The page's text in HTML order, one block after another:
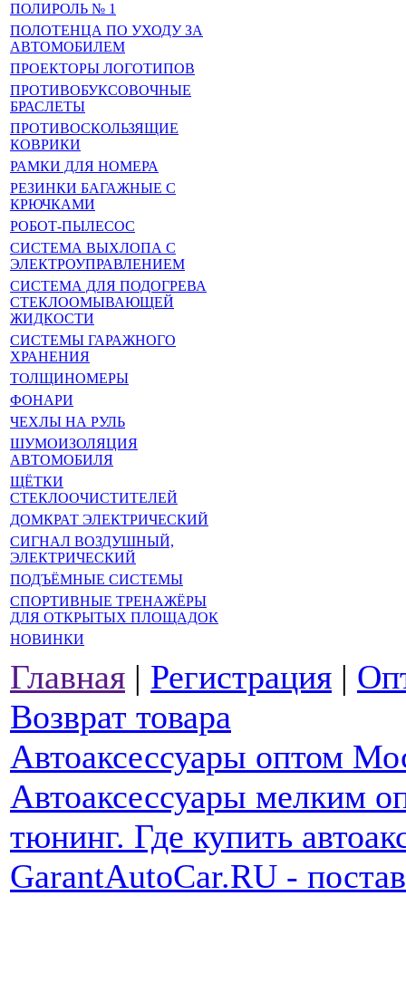
ПОЛИРОЛЬ № 1
ПОЛОТЕНЦА ПО УХОДУ ЗА
АВТОМОБИЛЕМ
ПРОЕКТОРЫ ЛОГОТИПОВ
ПРОТИВОБУКСОВОЧНЫЕ
БРАСЛЕТЫ
ПРОТИВОСКОЛЬЗЯЩИЕ
КОВРИКИ
РАМКИ ДЛЯ НОМЕРА
РЕЗИНКИ БАГАЖНЫЕ С
КРЮЧКАМИ
РОБОТ-ПЫЛЕСОС
СИСТЕМА ВЫХЛОПА С
ЭЛЕКТРОУПРАВЛЕНИЕМ
СИСТЕМА ДЛЯ ПОДОГРЕВА
СТЕКЛООМЫВАЮЩЕЙ
ЖИДКОСТИ
СИСТЕМЫ ГАРАЖНОГО
ХРАНЕНИЯ
ТОЛЩИНОМЕРЫ
ФОНАРИ
ЧЕХЛЫ НА РУЛЬ
ШУМОИЗОЛЯЦИЯ
АВТОМОБИЛЯ
ЩЁТКИ
СТЕКЛООЧИСТИТЕЛЕЙ
ДОМКРАТ ЭЛЕКТРИЧЕСКИЙ
СИГНАЛ ВОЗДУШНЫЙ,
ЭЛЕКТРИЧЕСКИЙ
ПОДЪЁМНЫЕ СИСТЕМЫ
СПОРТИВНЫЕ ТРЕНАЖЁРЫ
ДЛЯ ОТКРЫТЫХ ПЛОЩАДОК
НОВИНКИ
Главная | Регистрация |
Возврат товара
Автоаксессуары оптом
Автоаксессуары мелким
тюнинг. Где купить
GarantAutoCar.RU -